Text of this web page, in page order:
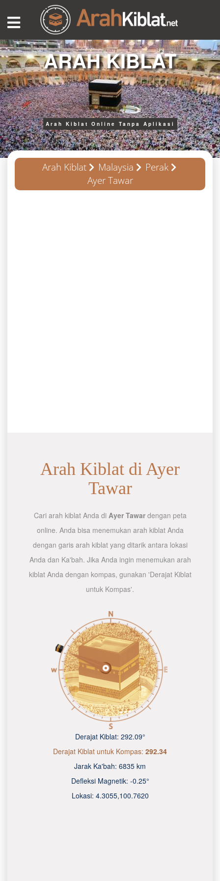
ARAH KIBLAT
Arah Kiblat Online Tanpa Aplikasi
Arah Kiblat Malaysia
Perak
Ayer Tawar
Arah Kiblat di Ayer
Tawar
Cari arah kiblat Anda di Ayer Tawardengan peta
online. Anda bisa menemukan arah kiblat Anda
dengan garis arah kiblat yang ditarik antara lokasi
Anda dan Ka'bah. Jika Anda ingin menemukan arah
kiblat Anda dengan kompas, gunakan 'Derajat Kiblat
untuk Kompas'.
Derajat Kiblat: 292.09°
Derajat Kiblat untuk Kompas: 292.34
Jarak Ka'bah: 6835 km
Defleksi Magnetik: -0.25°
Lokasi: 4.3055,100.7620